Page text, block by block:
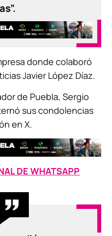
donde colaboró
Javier López Díaz.
de Puebla, Sergio
sus condolencias
en X.
DE WHATSAPP